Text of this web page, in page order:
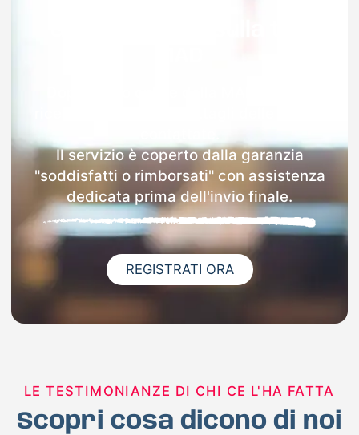
Il servizio è coperto dalla garanzia
"soddisfatti o rimborsati" con assistenza
dedicata prima dell'invio finale.
REGISTRATI ORA
LE TESTIMONIANZE DI CHI CE L'HA FATTA
Scopri cosa dicono di noi